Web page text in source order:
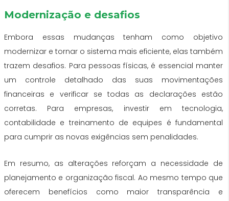
Modernização e desafios
Embora essas mudanças tenham como objetivo
modernizar e tornar o sistema mais eficiente, elas também
trazem desafios. Para pessoas físicas, é essencial manter
um controle detalhado das suas movimentações
financeiras e verificar se todas as declarações estão
corretas. Para empresas, investir em tecnologia,
contabilidade e treinamento de equipes é fundamental
para cumprir as novas exigências sem penalidades.
Em resumo, as alterações reforçam a necessidade de
planejamento e organização fiscal. Ao mesmo tempo que
oferecem benefícios como maior transparência e